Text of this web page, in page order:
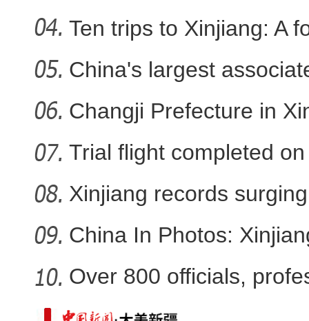
Ten trips to Xinjiang: A
China's largest
sta
Changji Prefecture in
Trial flight completed
Xinjiang records
China In Photos:
Over 800 officials,